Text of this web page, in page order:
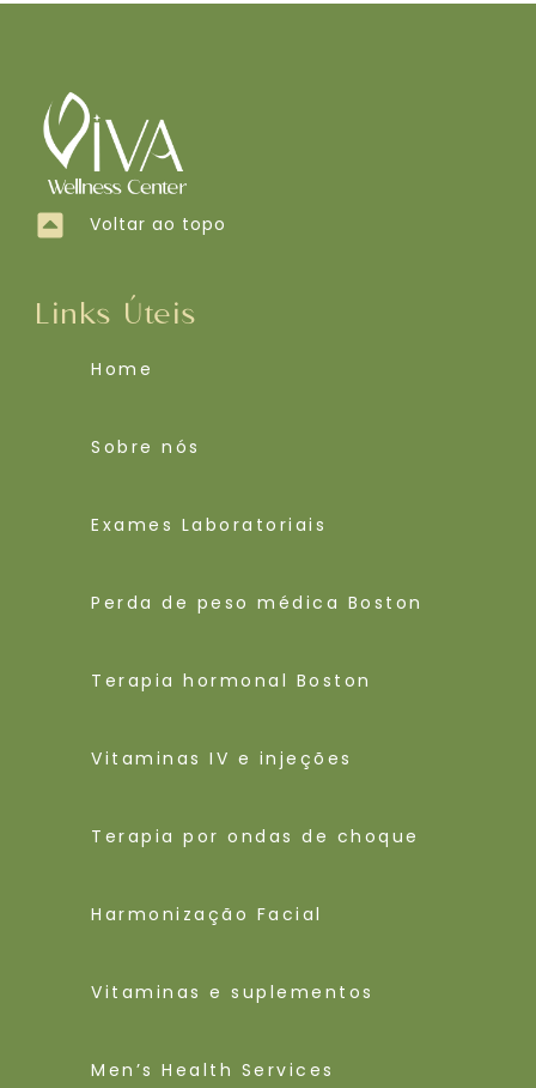
Voltar ao topo
Links Úteis
Home
Sobre nós
Exames Laboratoriais
Perda de peso médica Boston
Terapia hormonal Boston
Vitaminas IV e injeções
Terapia por ondas de choque
Harmonização Facial
Vitaminas e suplementos
Men’s Health Services